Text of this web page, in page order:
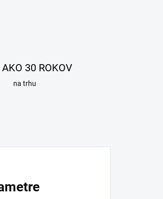
30 ROKOV
na trhu